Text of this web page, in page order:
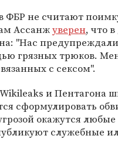
ФБР не считают
Ассанжуверен, что
"Нас
грязных трюков.
с сексом".
и Пентагона
сформулировать
окажутся
служебные